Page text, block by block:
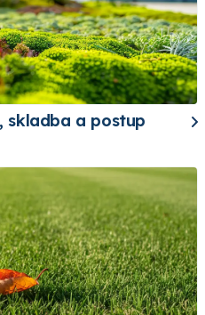
skladba a postup